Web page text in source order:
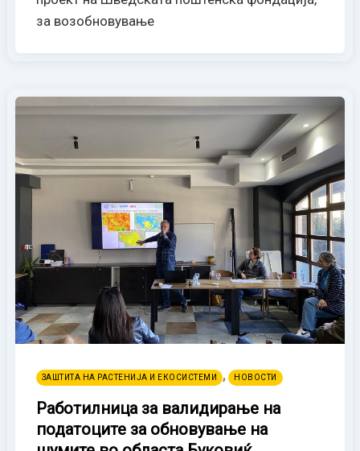
за возобновување
ЗАШТИТА НА РАСТЕНИЈА И ЕКОСИСТЕМИ , НОВОСТИ
Работилница за валидирање на
податоците за обновување на